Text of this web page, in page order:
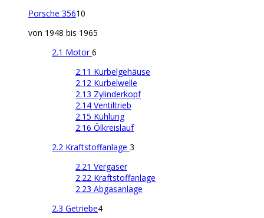
Porsche 35610
von 1948 bis 1965
2.1 Motor6
2.11 Kurbelgehäuse
2.12 Kurbelwelle
2.13 Zylinderkopf
2.14 Ventiltrieb
2.15 Kühlung
2.16 Ölkreislauf
2.2 Kraftstoffanlage 3
2.21 Vergaser
2.22 Kraftstoffanlage
2.23 Abgasanlage
2.3 Getriebe4